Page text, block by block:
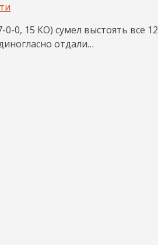
0, 15 КО) сумел выстоять все 12
отдали…